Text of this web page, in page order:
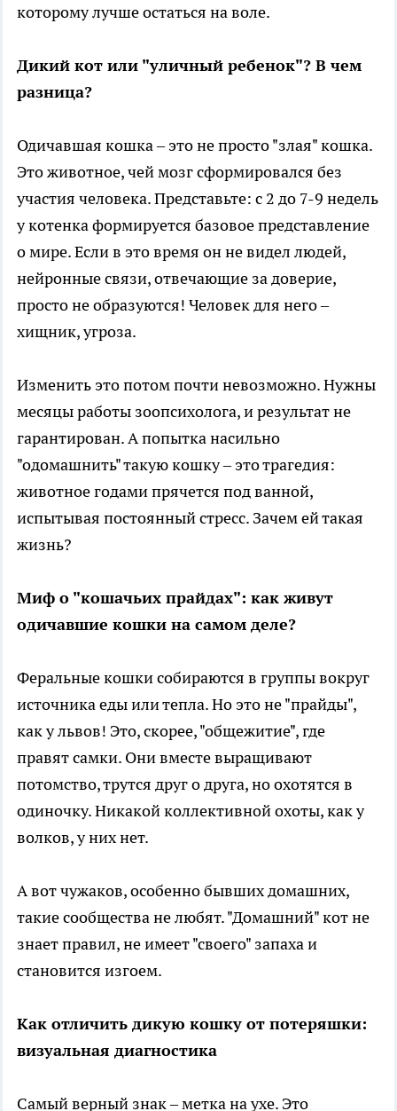
которому лучше остаться на воле.
Дикий кот или "уличный ребенок"? В чем
разница?
Одичавшая кошка – это не просто "злая" кошка.
Это животное, чей мозг сформировался без
участия человека. Представьте: с 2 до 7-9 недель
у котенка формируется базовое представление
о мире. Если в это время он не видел людей,
нейронные связи, отвечающие за доверие,
просто не образуются! Человек для него –
хищник, угроза.
Изменить это потом почти невозможно. Нужны
месяцы работы зоопсихолога, и результат не
гарантирован. А попытка насильно
"одомашнить" такую кошку – это трагедия:
животное годами прячется под ванной,
испытывая постоянный стресс. Зачем ей такая
жизнь?
Миф о "кошачьих прайдах": как живут
одичавшие кошки на самом деле?
Феральные кошки собираются в группы вокруг
источника еды или тепла. Но это не "прайды",
как у львов! Это, скорее, "общежитие", где
правят самки. Они вместе выращивают
потомство, трутся друг о друга, но охотятся в
одиночку. Никакой коллективной охоты, как у
волков, у них нет.
А вот чужаков, особенно бывших домашних,
такие сообщества не любят. "Домашний" кот не
знает правил, не имеет "своего" запаха и
становится изгоем.
Как отличить дикую кошку от потеряшки:
визуальная диагностика
Самый верный знак – метка на ухе. Это